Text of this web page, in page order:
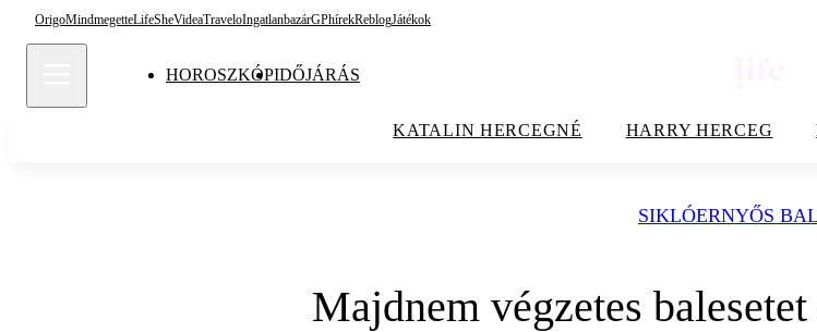
OrigoMindmegetteLifeSheVideaTraveloIngatlanbazárGPhírekReblogJátékok
HOROSZKÓPIDŐJÁRÁS
KATALIN HERCEGNÉ HARRY HERCEG
SIKLÓERNYŐS
Majdnem végzetes